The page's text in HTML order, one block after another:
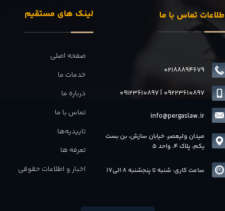
لینک های مستقیم
صفحه اصلی
خدمات ما
درباره ما
تماس با ما
تاییدیه‌ها
تعرفه ها
اخبار و اطلاعات حقوقی
تماس با ما
02188894679
info@pergaslaw.ir
09123610897| 09223610897
میدان ولیعصر، خیابان سازش، بن بست
یکم، پلاک 4، واحد 5
ساعت کاری: شنبه تا پنجشنبه 8 الی17